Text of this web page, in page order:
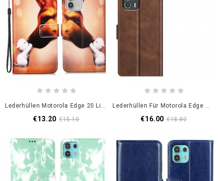
Lederhüllen Motorola Edge 20 Lite Freund Von Ernest The Cat Mit Riemen
€13.20 €15.10
Lederhüllen Für Motorola Edge 20 Lite Klassische Doppelklappe
€16.00 €18.80